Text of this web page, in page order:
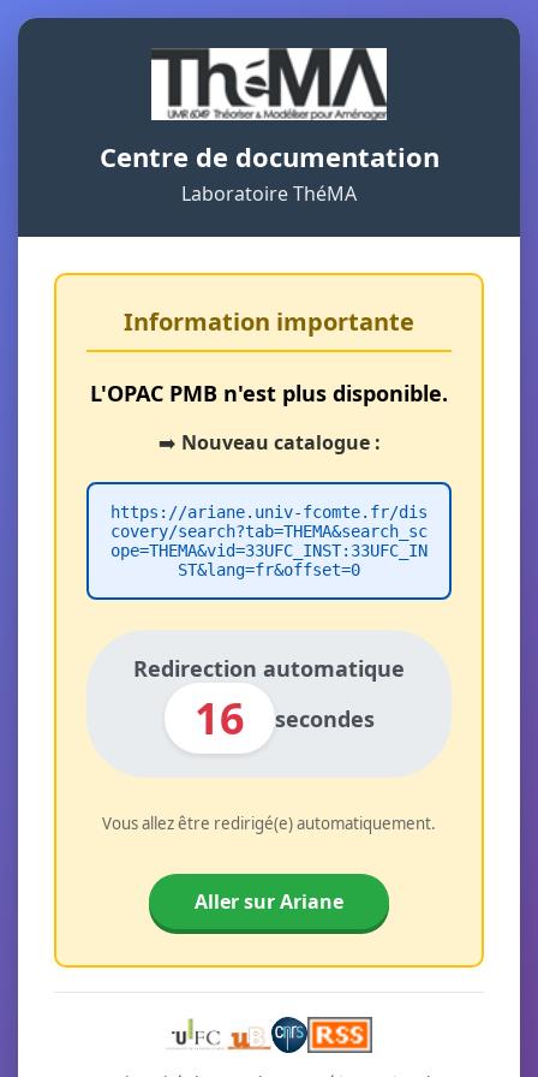
Centre de documentation
Laboratoire ThéMA
Information importante
L'OPAC PMB n'est plus disponible.
➡️ Nouveau catalogue :
https://ariane.univ-fcomte.fr/dis
covery/search?tab=THEMA&search_sc
ope=THEMA&vid=33UFC_INST:33UFC_IN
ST&lang=fr&offset=0
Redirection automatique
16 secondes
Vous allez être redirigé(e) automatiquement.
Aller sur Ariane